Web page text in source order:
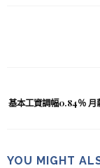
基本工資調幅0.84％ 月
YOU MIGHT